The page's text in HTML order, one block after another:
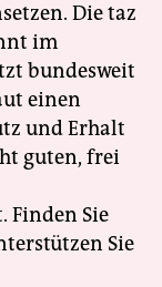
Die taz
im
bundesweit
einen
und Erhalt
guten, frei
Finden Sie
Sie